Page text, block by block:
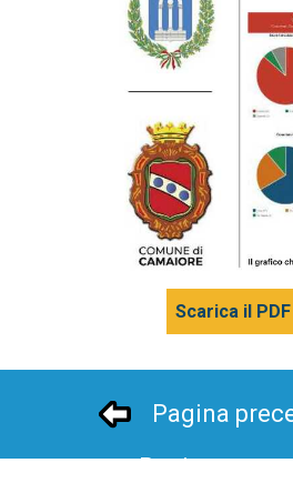
Scarica il PDF
Pagina
Pagina